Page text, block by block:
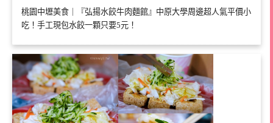
桃園中壢美食｜『弘揚水餃牛肉麵館』中原大學周邊超人氣平價小
吃！手工現包水餃一顆只要5元！